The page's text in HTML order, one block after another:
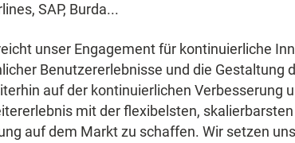
SAP, Burda...
unser Engagement für kontinuierliche
Benutzererlebnisse und die Gestaltung
auf der kontinuierlichen Verbesserung
mit der flexibelsten, skalierbarsten
auf dem Markt zu schaffen. Wir setzen